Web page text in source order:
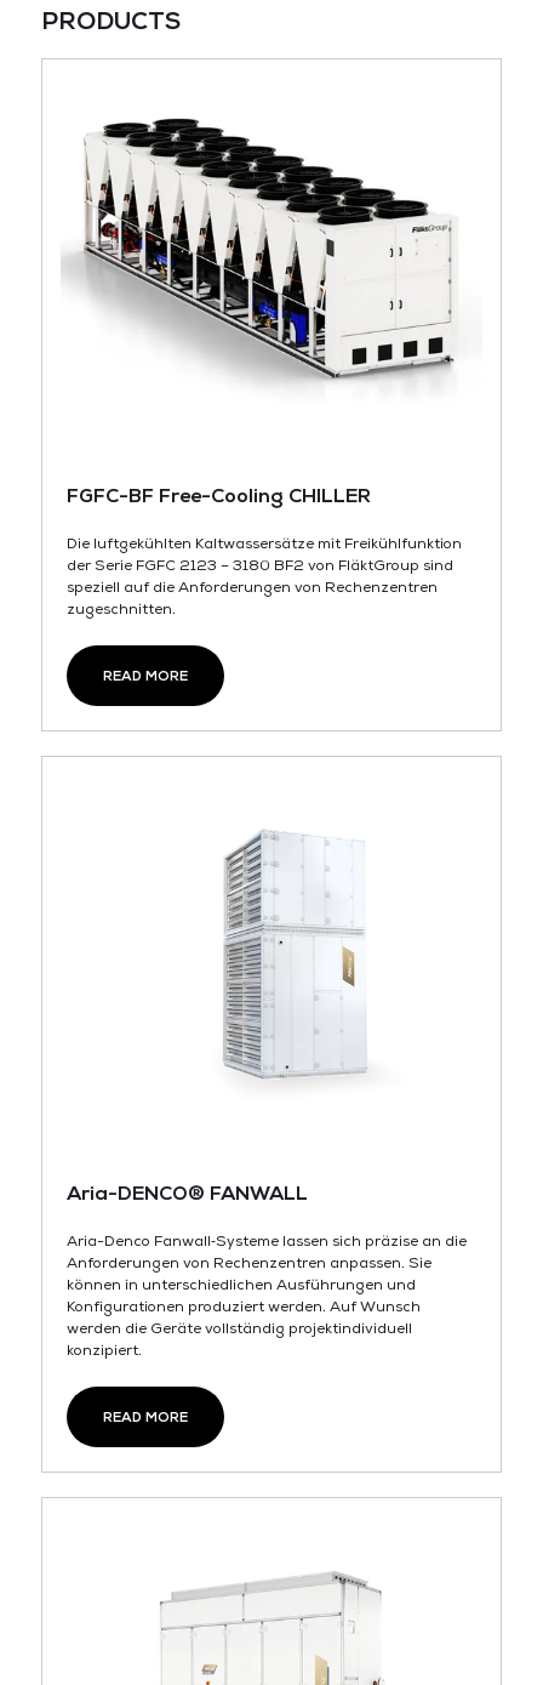
PRODUCTS
FGFC-BF Free-Cooling CHILLER
Die luftgekühlten Kaltwassersätze mit Freikühlfunktion
der Serie FGFC 2123 – 3180 BF2 von FläktGroup sind
speziell auf die Anforderungen von Rechenzentren
zugeschnitten.
READ MORE
Aria-DENCO® FANWALL
Aria-Denco Fanwall‑Systeme lassen sich präzise an die
Anforderungen von Rechenzentren anpassen. Sie
können in unterschiedlichen Ausführungen und
Konfigurationen produziert werden. Auf Wunsch
werden die Geräte vollständig projektindividuell
konzipiert.
READ MORE